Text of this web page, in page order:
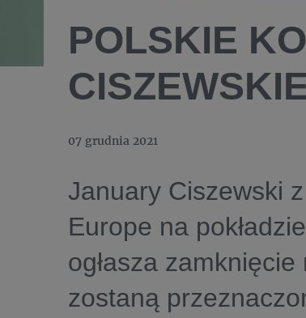
POLSKIE
07 grudnia 2021
January Ciszewski
Europe na
ogłasza
zostaną